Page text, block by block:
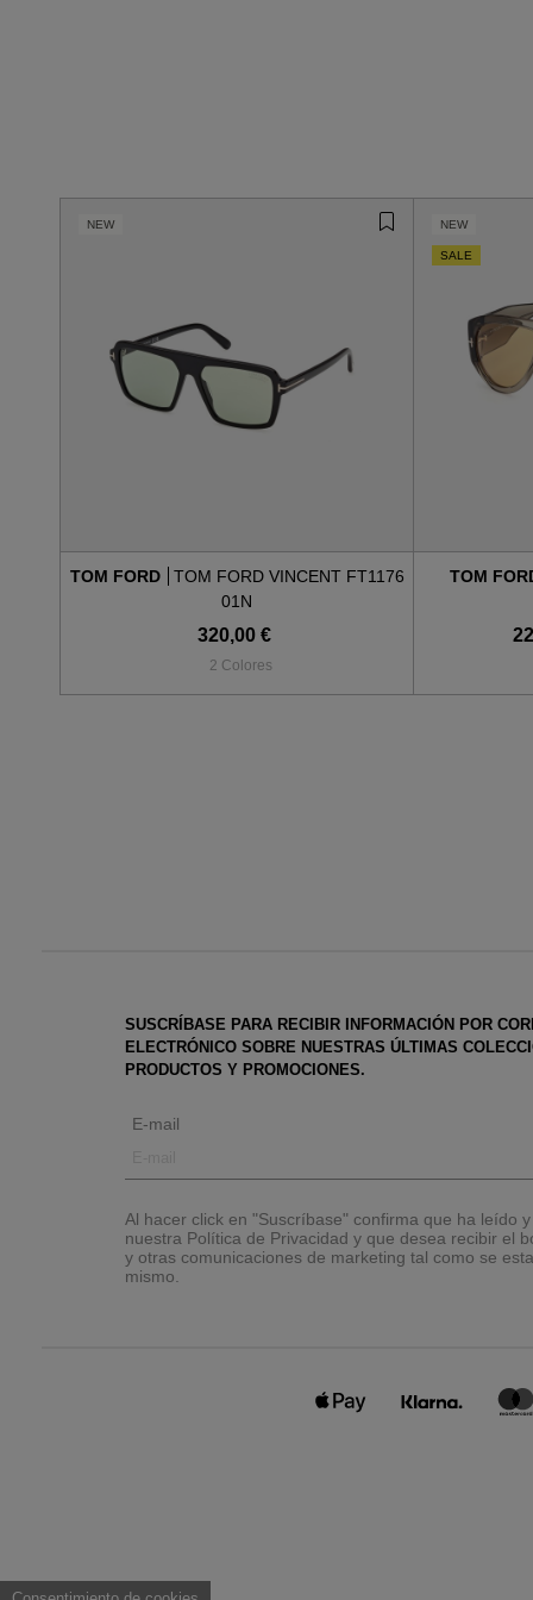
NEW
TOM FORD
TOM FORD VINCENT FT1176
01N
320,00 €
2 Colores
NEW
SALE
TOM
SUSCRÍBASE PARA RECIBIR INFORMACIÓN POR
ELECTRÓNICO SOBRE NUESTRAS ÚLTIMAS
PRODUCTOS Y PROMOCIONES.
E-mail
Al hacer click en "Suscríbase" confirma que ha leído
nuestra Política de Privacidad y que desea recibir el
y otras comunicaciones de marketing tal como se
mismo.